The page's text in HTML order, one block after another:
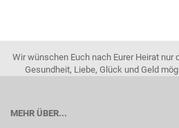
Wir wünschen Euch nach Eurer Heirat nur
Gesundheit, Liebe, Glück und Geld
MEHR ÜBER...